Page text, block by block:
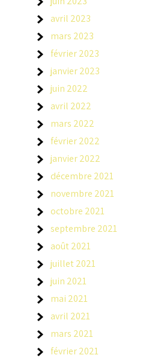
avril 2023
mars 2023
février 2023
janvier 2023
juin 2022
avril 2022
mars 2022
février 2022
janvier 2022
décembre 2021
novembre 2021
octobre 2021
septembre 2021
août 2021
juillet 2021
juin 2021
mai 2021
avril 2021
mars 2021
février 2021